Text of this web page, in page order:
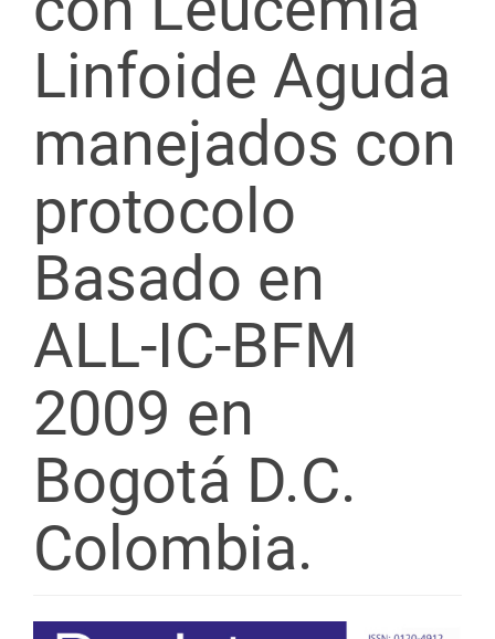
Linfoide Aguda
manejados con
protocolo
Basado en
ALL-IC-BFM
2009 en
Bogotá D.C.
Colombia.